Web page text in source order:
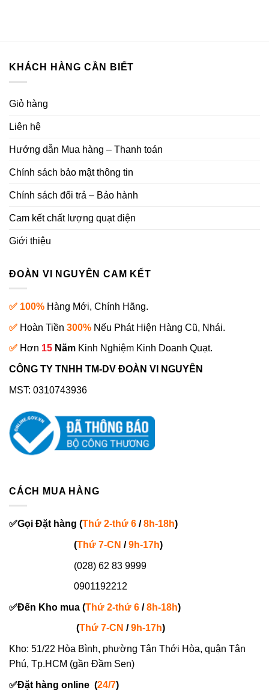
KHÁCH HÀNG CẦN BIẾT
Giỏ hàng
Liên hệ
Hướng dẫn Mua hàng – Thanh toán
Chính sách bảo mật thông tin
Chính sách đổi trả – Bảo hành
Cam kết chất lượng quạt điện
Giới thiệu
ĐOÀN VI NGUYÊN CAM KẾT
✅ 100% Hàng Mới, Chính Hãng.
✅ Hoàn Tiền 300% Nếu Phát Hiện Hàng Cũ, Nhái.
✅ Hơn 15 Năm Kinh Nghiệm Kinh Doanh Quạt.
CÔNG TY TNHH TM-DV ĐOÀN VI NGUYÊN
MST: 0310743936
CÁCH MUA HÀNG
✅Gọi Đặt hàng (Thứ 2-thứ 6 /8h-18h)
(Thứ 7-CN /9h-17h)
(028) 62 83 9999
0901192212
✅Đến Kho mua (Thứ 2-thứ 6 /8h-18h)
(Thứ 7-CN /9h-17h)
Kho: 51/22 Hòa Bình, phường Tân Thới Hòa, quận Tân
Phú, Tp.HCM (gần Đầm Sen)
✅Đặt hàng online (24/7)